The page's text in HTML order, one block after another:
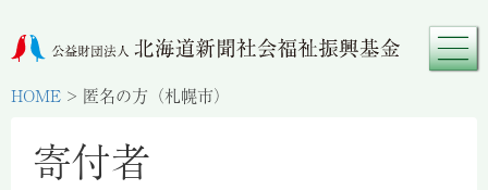
HOME > 匿名の方（札幌市）
寄付者